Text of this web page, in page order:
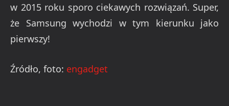
w 2015 roku sporo ciekawych rozwiązań. Super,
że Samsung wychodzi w tym kierunku jako
pierwszy!
Źródło, foto: engadget